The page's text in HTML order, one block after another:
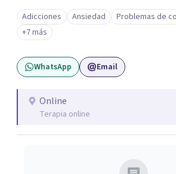
el equilibrio y en el balance armónico
nos hace humanos. Mi trabajo consiste en brindarte una
atención integral enfocada en el
de tus emociones, conductas y formas
con el mundo. Sobre todo, busco
proceso psicoterapéutico. Te acompaño a explorar tu
mundo interno para comprender
sentido a tu experiencia y construir
Adicciones Ansiedad
Problemas de
+7 más
WhatsApp Email
Online
Terapia online